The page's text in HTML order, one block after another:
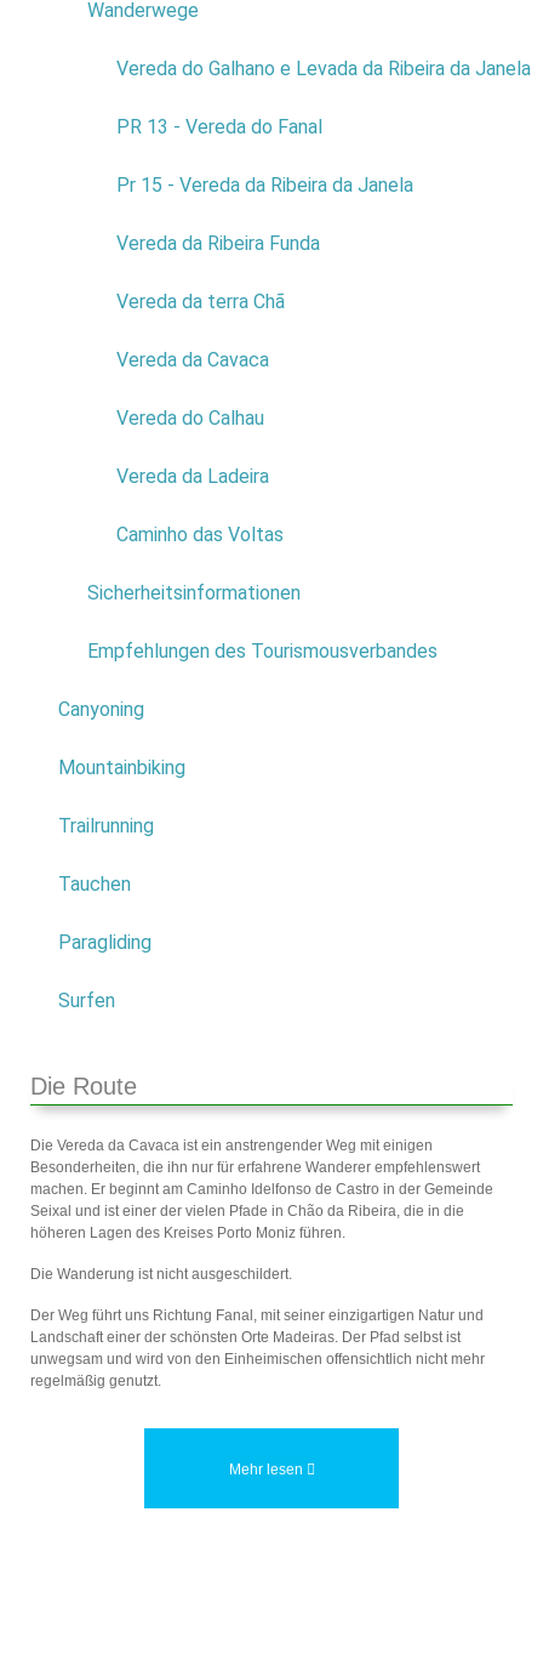
Wanderwege
Vereda do Galhano e Levada da Ribeira da Janela
PR 13 - Vereda do Fanal
Pr 15 - Vereda da Ribeira da Janela
Vereda da Ribeira Funda
Vereda da terra Chã
Vereda da Cavaca
Vereda do Calhau
Vereda da Ladeira
Caminho das Voltas
Sicherheitsinformationen
Empfehlungen des Tourismousverbandes
Canyoning
Mountainbiking
Trailrunning
Tauchen
Paragliding
Surfen
Le point de départ du parcours que vous choisissez de faire se trouve
affiché dans le plan ci-dessous. En règle générale, le trajet du plan met
Pour voir comment arriver jusqu´au départ ayant pour base un autre lieu,
Finden
Die Route
Die Vereda da Cavaca ist ein anstrengender Weg mit einigen
Besonderheiten, die ihn nur für erfahrene Wanderer empfehlenswert
machen. Er beginnt am Caminho Idelfonso de Castro in der Gemeinde
Seixal und ist einer der vielen Pfade in Chão da Ribeira, die in die
höheren Lagen des Kreises Porto Moniz führen.
Die Wanderung ist nicht ausgeschildert.
Der Weg führt uns Richtung Fanal, mit seiner einzigartigen Natur und
Landschaft einer der schönsten Orte Madeiras. Der Pfad selbst ist
unwegsam und wird von den Einheimischen offensichtlich nicht mehr
regelmäßig genutzt.
Mehr lesen